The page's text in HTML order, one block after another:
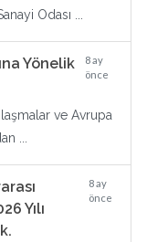
Odası ...
Yönelik
8 ay
önce
ve Avrupa
...
Yılı
8 ay
önce